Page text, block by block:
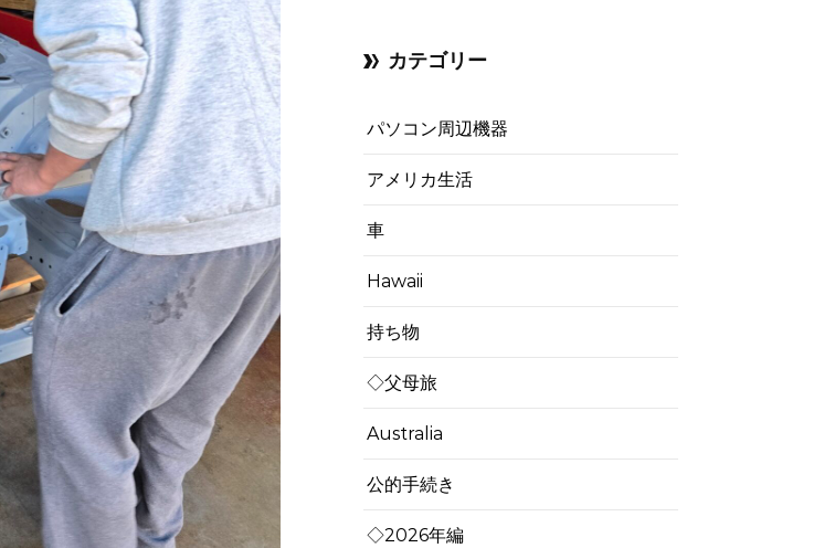
カテゴリー
パソコン周辺機器
アメリカ生活
車
Hawaii
持ち物
◇父母旅
Australia
公的手続き
◇2026年編